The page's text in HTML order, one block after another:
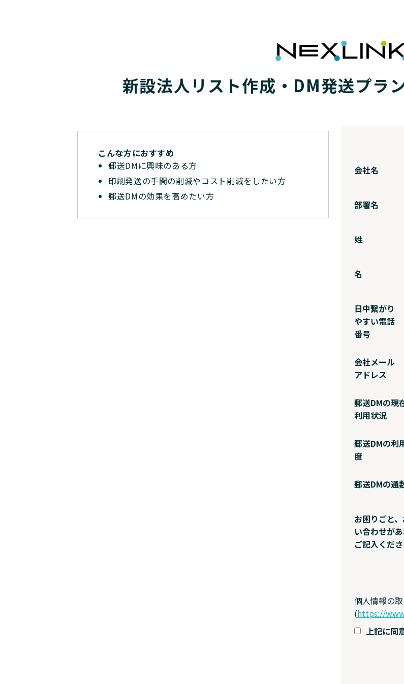
新設法人リスト作成・DM発送プラ
こんな方におすすめ
郵送DMに興味のある方
印刷発送の手間の削減やコスト削減をしたい方
郵送DMの効果を高めたい方
会社名
部署名
姓
名
日中繋がり
やすい電話
番号
会社メール
アドレス
郵送DMの現
利用状況
郵送DMの利
度
郵送DMの通
お困りごと
い合わせが
ご記入くださ
個人情報の
(https://
上記に同